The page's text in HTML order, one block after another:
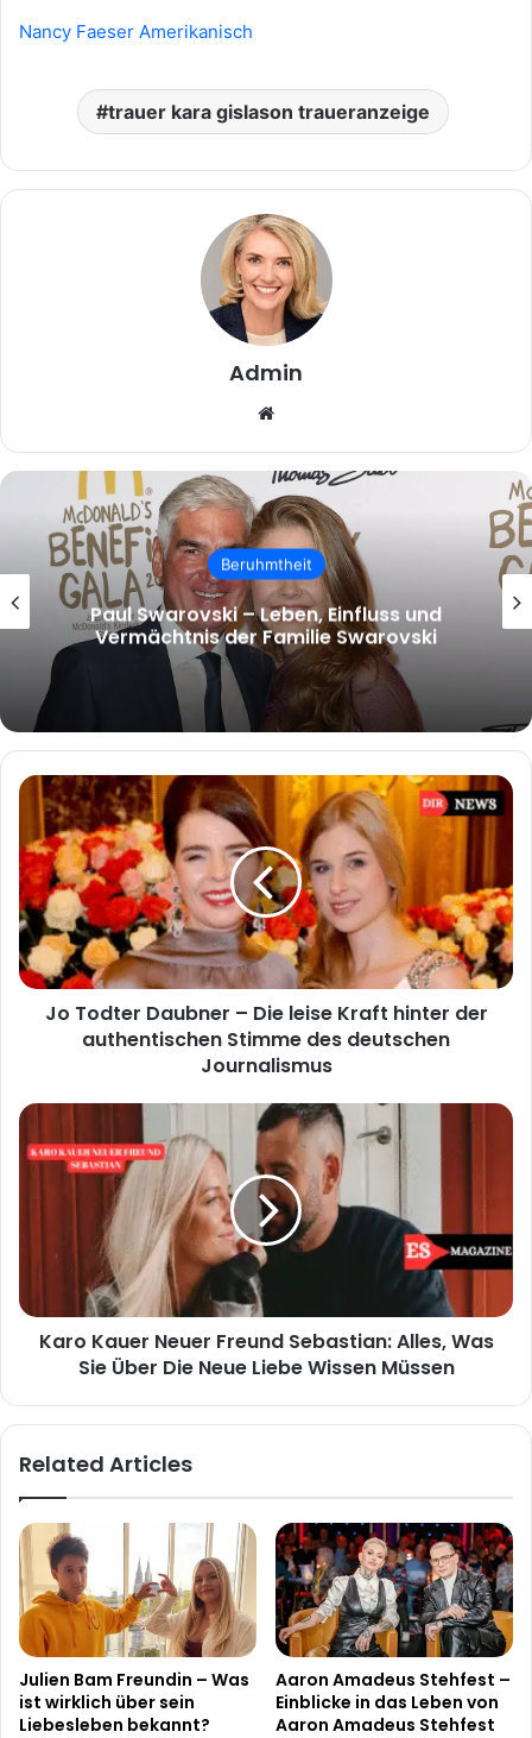
Nancy Faeser Amerikanisch
trauer kara gislason traueranzeige
Admin
Beruhmtheit
malcolm.mcrae – Wer ist Malcolm
McRae und warum wächst das Interesse
an ihm?
Jo
Todter
Daubner
–
Die
leise
Kraft
hinter
der
authentischen
Journalismus
Jo Todter Daubner – Die leise Kraft hinter der
authentischen Stimme des deutschen
Journalismus
Karo
Kauer
Neuer
Über
DieKaro Kauer Neuer Freund Sebastian: Alles, Was
Sie Über Die Neue Liebe Wissen Müssen
Related Articles
Julien Bam Freundin – Was
ist wirklich über sein
Liebesleben bekannt?
Aaron Amadeus Stehfest –
Einblicke in das Leben von
Aaron Amadeus Stehfest